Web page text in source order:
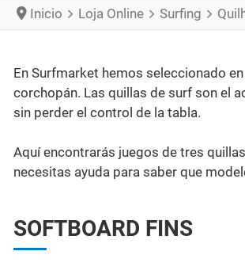
Inicio Loja Online Surfing
En Surfmarket hemos seleccionado
corchopán. Las quillas de surf son el
sin perder el control de la tabla.
Aquí encontrarás juegos de tres
necesitas ayuda para saber que
SOFTBOARD FINS